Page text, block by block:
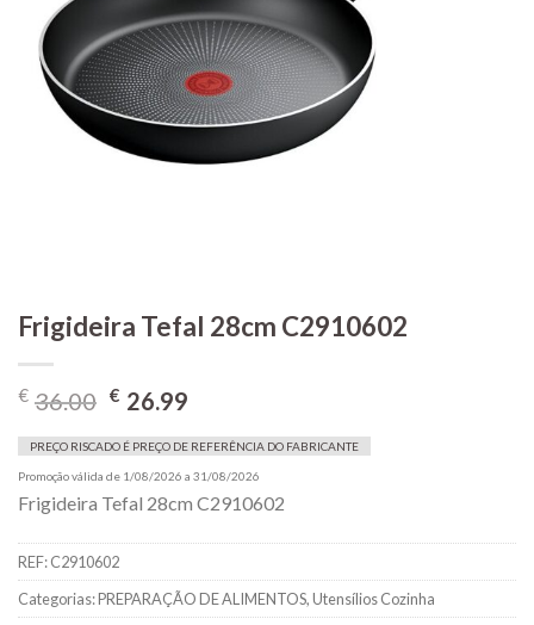
Frigideira Tefal 28cm C2910602
€ 36.00 O
original
era:
€36.00.
€ 26.99
atual
é:
€26.99.
PREÇO RISCADO É PREÇO DE REFERÊNCIA DO FABRICANTE
Promoção válida de 1/08/2026 a 31/08/2026
Frigideira Tefal 28cm C2910602
REF:C2910602
Categorias:PREPARAÇÃO DE ALIMENTOS,Utensílios Cozinha